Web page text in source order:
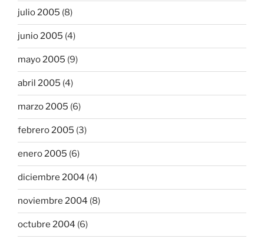
julio 2005 (8)
junio 2005 (4)
mayo 2005 (9)
abril 2005 (4)
marzo 2005 (6)
febrero 2005 (3)
enero 2005 (6)
diciembre 2004 (4)
noviembre 2004 (8)
octubre 2004 (6)